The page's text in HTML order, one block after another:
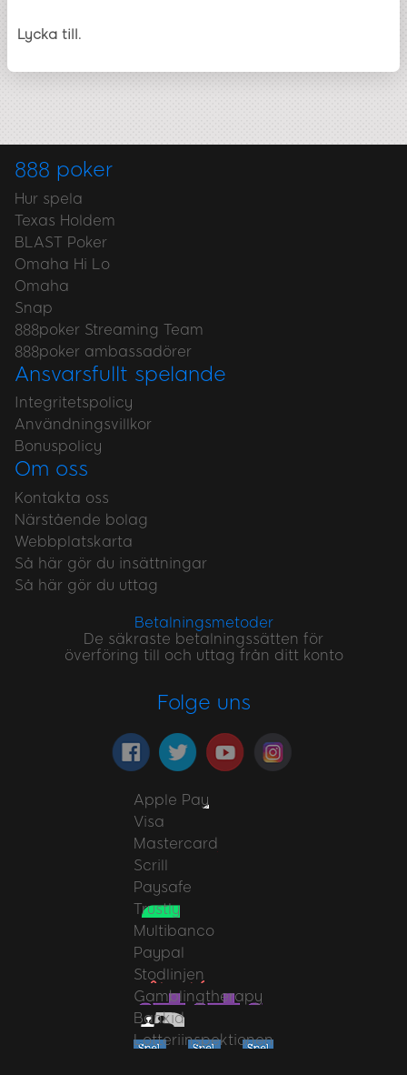
Lycka till.
888 poker
Hur spela
Texas Holdem
BLAST Poker
Omaha Hi Lo
Omaha
Snap
888poker Streaming Team
888poker ambassadörer
Ansvarsfullt spelande
Integritetspolicy
Användningsvillkor
Bonuspolicy
Om oss
Kontakta oss
Närstående bolag
Webbplatskarta
Så här gör du insättningar
Så här gör du uttag
Betalningsmetoder
De säkraste betalningssätten för
överföring till och uttag från ditt konto
Folge uns
Apple Pay
Visa
Mastercard
Scrill
Paysafe
Trustly
Multibanco
Paypal
Stodlinjen
Gamblingtherapy
Bankid
Lotteriinspektionen